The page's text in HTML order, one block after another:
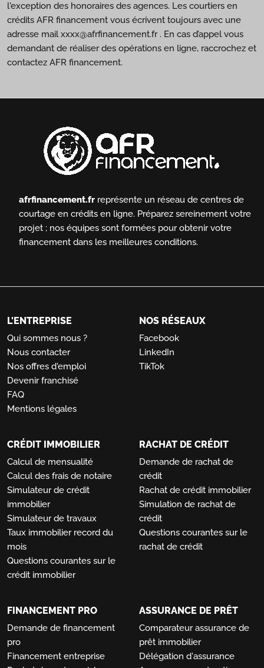
l'exception des honoraires des agences. Les courtiers en
crédits AFR financement vous écrivent toujours avec une
adresse mail xxxx@afrfinancement.fr . En cas d’appel vous
demandant de réaliser des opérations en ligne, raccrochez et
contactez AFR financement.
afrfinancement.fr représente un réseau de centres de
courtage en crédits en ligne. Préparez sereinement votre
projet ; nos équipes sont formées pour obtenir votre
financement dans les meilleures conditions.
L'ENTREPRISE
Qui sommes nous ?
Nous contacter
Nos offres d'emploi
Devenir franchisé
FAQ
Mentions légales
NOS RÉSEAUX
Facebook
LinkedIn
TikTok
CRÉDIT IMMOBILIER
Calcul de mensualité
Calcul des frais de notaire
Simulateur de crédit
immobilier
Simulateur de travaux
Taux immobilier record du
mois
Questions courantes sur le
crédit immobilier
RACHAT DE CRÉDIT
Demande de rachat de
crédit
Rachat de crédit immobilier
Simulation de rachat de
crédit
Questions courantes sur le
rachat de crédit
FINANCEMENT PRO
Demande de financement
pro
Financement entreprise
ASSURANCE DE PRÊT
Comparateur assurance de
prêt immobilier
Délégation d'assurance